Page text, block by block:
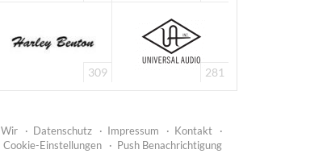
309 281
Wir · Datenschutz · Impressum · Kontakt
·
Cookie-Einstellungen
· Push Benachrichtigung